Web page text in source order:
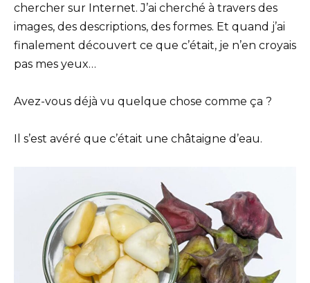
chercher sur Internet. J’ai cherché à travers des
images, des descriptions, des formes. Et quand j’ai
finalement découvert ce que c’était, je n’en croyais
pas mes yeux…
Avez-vous déjà vu quelque chose comme ça ?
Il s’est avéré que c’était une châtaigne d’eau.